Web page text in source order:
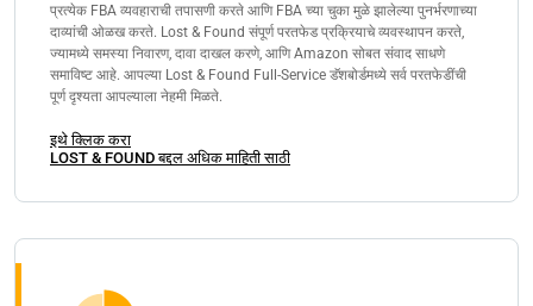
प्रत्येक FBA व्यवहाराची तपासणी करते आणि FBA च्या चुका मुळे झालेल्या पुनर्भरणाच्या
दाव्यांची ओळख करते. Lost & Found संपूर्ण परतफेड प्रक्रियाचे व्यवस्थापन करते,
ज्यामध्ये समस्या निवारण, दावा दाखल करणे, आणि Amazon सोबत संवाद साधणे
समाविष्ट आहे. आपल्या Lost & Found Full-Service डॅशबोर्डमध्ये सर्व परतफेडींची
पूर्ण दृश्यता आपल्याला नेहमी मिळते.
इथे क्लिक करा
LOST & FOUND बद्दल अधिक माहिती साठी